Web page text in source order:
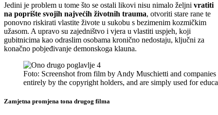
Jedini je problem u tome što se ostali likovi nisu nimalo željni vratiti
na poprište svojih najvećih životnih trauma, otvoriti stare rane te
ponovno riskirati vlastite živote u sukobu s bezimenim kozmičkim
užasom. A upravo su zajedništvo i vjera u vlastiti uspjeh, koji
gubitnicima kao odraslim osobama kronično nedostaju, ključni za
konačno pobjeđivanje demonskoga klauna.
Foto: Screenshot from film by Andy Muschietti and
entirely by the copyright holders, and are simply used for
Zamjetna promjena tona drugog filma